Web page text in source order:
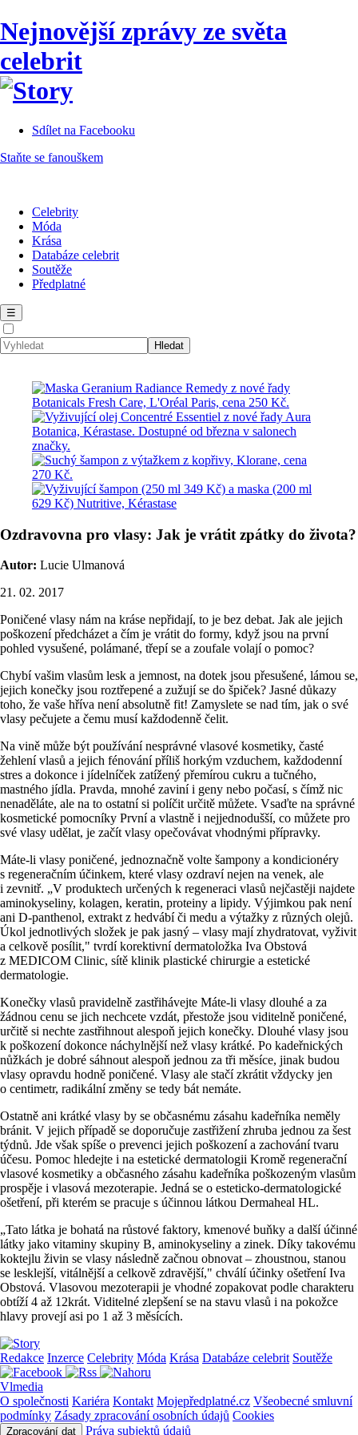
Nejnovější zprávy ze světa
celebrit
Sdílet na Facebooku
Staňte se fanouškem
Celebrity
Móda
Krása
Databáze celebrit
Soutěže
Předplatné
☰
Ozdravovna pro vlasy: Jak je vrátit zpátky do života?
Autor: Lucie Ulmanová
21. 02. 2017
Poničené vlasy nám na kráse nepřidají, to je bez debat. Jak ale jejich
poškození předcházet a čím je vrátit do formy, když jsou na první
pohled vysušené, polámané, třepí se a zoufale volají o pomoc?
Chybí vašim vlasům lesk a jemnost, na dotek jsou přesušené, lámou se,
jejich konečky jsou roztřepené a zužují se do špiček? Jasné důkazy
toho, že vaše hříva není absolutně fit! Zamyslete se nad tím, jak o své
vlasy pečujete a čemu musí každodenně čelit.
Na vině může být používání nesprávné vlasové kosmetiky, časté
žehlení vlasů a jejich fénování příliš horkým vzduchem, každodenní
stres a dokonce i jídelníček zatížený přemírou cukru a tučného,
mastného jídla. Pravda, mnohé zaviní i geny nebo počasí, s čímž nic
nenaděláte, ale na to ostatní si políčit určitě můžete. Vsaďte na správné
kosmetické pomocníky První a vlastně i nejjednodušší, co můžete pro
své vlasy udělat, je začít vlasy opečovávat vhodnými přípravky.
Máte-li vlasy poničené, jednoznačně volte šampony a kondicionéry
s regeneračním účinkem, které vlasy ozdraví nejen na venek, ale
i zevnitř. „V produktech určených k regeneraci vlasů nejčastěji najdete
aminokyseliny, kolagen, keratin, proteiny a lipidy. Výjimkou pak není
ani D-panthenol, extrakt z hedvábí či medu a výtažky z různých olejů.
Úkol jednotlivých složek je pak jasný – vlasy mají zhydratovat, vyživit
a celkově posílit," tvrdí korektivní dermatoložka Iva Obstová
z MEDICOM Clinic, sítě klinik plastické chirurgie a estetické
dermatologie.
Konečky vlasů pravidelně zastřihávejte Máte-li vlasy dlouhé a za
žádnou cenu se jich nechcete vzdát, přestože jsou viditelně poničené,
určitě si nechte zastřihnout alespoň jejich konečky. Dlouhé vlasy jsou
k poškození dokonce náchylnější než vlasy krátké. Po kadeřnických
nůžkách je dobré sáhnout alespoň jednou za tři měsíce, jinak budou
vlasy opravdu hodně poničené. Vlasy ale stačí zkrátit vždycky jen
o centimetr, radikální změny se tedy bát nemáte.
Ostatně ani krátké vlasy by se občasnému zásahu kadeřníka neměly
bránit. V jejich případě se doporučuje zastřižení zhruba jednou za šest
týdnů. Jde však spíše o prevenci jejich poškození a zachování tvaru
účesu. Pomoc hledejte i na estetické dermatologii Kromě regenerační
vlasové kosmetiky a občasného zásahu kadeřníka poškozeným vlasům
prospěje i vlasová mezoterapie. Jedná se o esteticko-dermatologické
ošetření, při kterém se pracuje s účinnou látkou Dermaheal HL.
„Tato látka je bohatá na růstové faktory, kmenové buňky a další účinné
látky jako vitaminy skupiny B, aminokyseliny a zinek. Díky takovému
koktejlu živin se vlasy následně začnou obnovat – zhoustnou, stanou
se lesklejší, vitálnější a celkově zdravější," chválí účinky ošetření Iva
Obstová. Vlasovou mezoterapii je vhodné zopakovat podle charakteru
obtíží 4 až 12krát. Viditelné zlepšení se na stavu vlasů i na pokožce
hlavy provejí asi po 1 až 3 měsících.
Redakce Inzerce Celebrity Móda Krása Databáze celebrit Soutěže
Vlmedia
O společnosti Kariéra Kontakt Mojepředplatné.cz Všeobecné smluvní
podmínky Zásady zpracování osobních údajů Cookies
Zpracování dat Práva subjektů údajů